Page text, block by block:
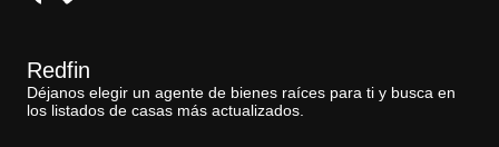
Redfin
Déjanos elegir un agente de bienes raíces para ti y busca en
los listados de casas más actualizados.